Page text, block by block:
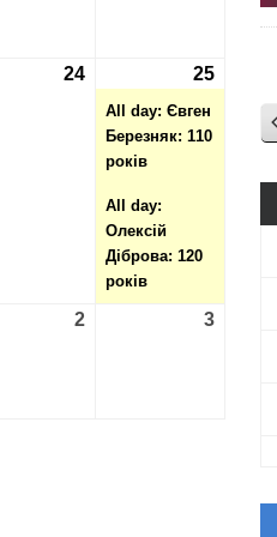
24 25
All day: Євген
Березняк: 110
років
All day:
Олексій
Діброва: 120
років
2 3